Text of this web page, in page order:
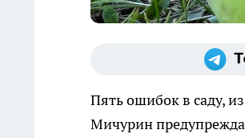
Пять ошибок в саду,
Мичурин